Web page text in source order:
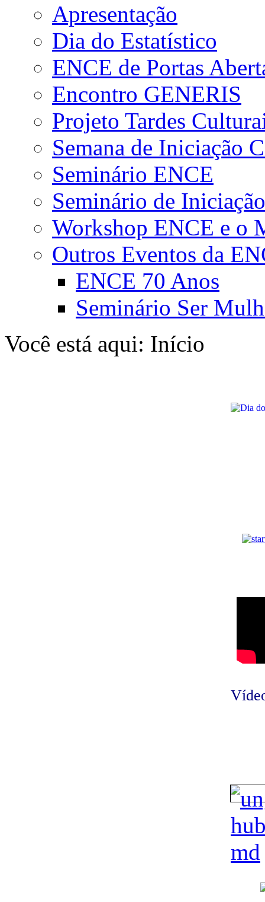
Apresentação
Dia do Estatístico
ENCE de Portas
Encontro GENERIS
Projeto Tardes
Semana de Iniciação
Seminário ENCE
Seminário de
Workshop ENCE e o
Outros Eventos da
ENCE 70 Anos
Seminário Ser
Você está aqui: Início